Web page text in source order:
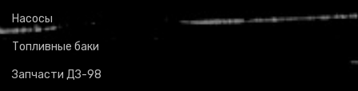
Насосы
Топливные баки
Запчасти ДЗ-98